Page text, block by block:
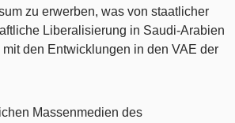
zu erwerben, was von staatlicher
Liberalisierung in Saudi-Arabien
den Entwicklungen in den VAE der
Massenmedien des